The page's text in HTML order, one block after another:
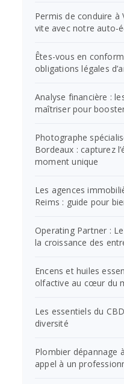
Permis de conduire à
vite avec notre auto-
Êtes-vous en
obligations légales
Analyse financière :
maîtriser pour
Photographe
Bordeaux : capturez
moment unique
Les agences
Reims : guide pour
Operating Partner :
la croissance des
Encens et huiles
olfactive au cœur du
Les essentiels du
diversité
Plombier dépannage
appel à un